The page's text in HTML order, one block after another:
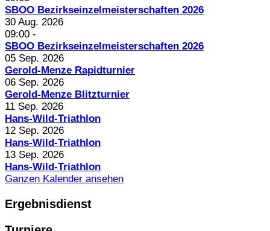
SBOO Bezirkseinzelmeisterschaften 2026
30 Aug. 2026
09:00 -
SBOO Bezirkseinzelmeisterschaften 2026
05 Sep. 2026
Gerold-Menze Rapidturnier
06 Sep. 2026
Gerold-Menze Blitzturnier
11 Sep. 2026
Hans-Wild-Triathlon
12 Sep. 2026
Hans-Wild-Triathlon
13 Sep. 2026
Hans-Wild-Triathlon
Ganzen Kalender ansehen
Ergebnisdienst